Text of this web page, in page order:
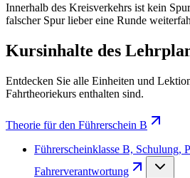
Innerhalb des Kreisverkehrs ist kein
falscher Spur lieber eine Runde
Kursinhalte des
Entdecken Sie alle Einheiten und
Fahrtheoriekurs enthalten sind.
Theorie für den Führerschein B
Führerscheinklasse B, Schulung,
Fahrerverantwortung